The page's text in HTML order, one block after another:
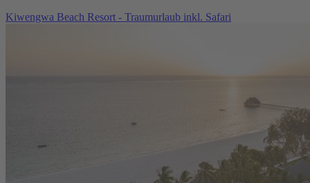
Kiwengwa Beach Resort - Traumurlaub inkl. Safari